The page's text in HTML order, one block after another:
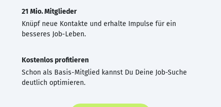
21 Mio. Mitglieder
Knüpf neue Kontakte und erhalte Impulse für ein
besseres Job-Leben.
Kostenlos profitieren
Schon als Basis-Mitglied kannst Du Deine Job-Suche
deutlich optimieren.